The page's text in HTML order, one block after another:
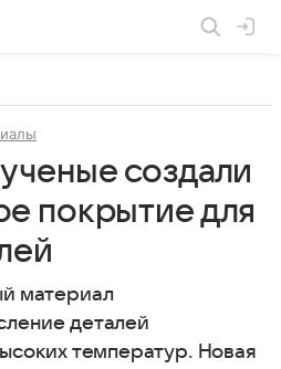
создали
покрытие для
материал
деталей
температур. Новая